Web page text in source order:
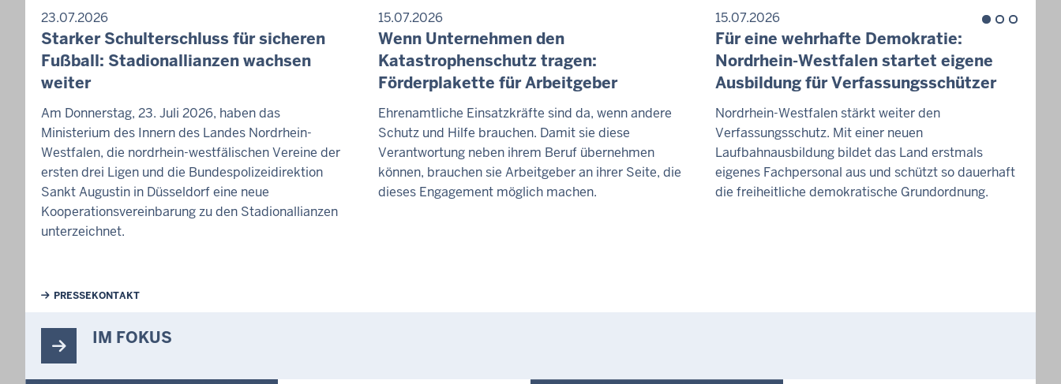
23.07.2026
Starker Schulterschluss für sicheren
Fußball: Stadionallianzen wachsen
weiter
Am Donnerstag, 23. Juli 2026, haben das
Ministerium des Innern des Landes Nordrhein-
Westfalen, die nordrhein-westfälischen Vereine der
ersten drei Ligen und die Bundespolizeidirektion
Sankt Augustin in Düsseldorf eine neue
Kooperationsvereinbarung zu den Stadionallianzen
unterzeichnet.
15.07.2026
Wenn Unternehmen den
Katastrophenschutz tragen:
Förderplakette für Arbeitgeber
Ehrenamtliche Einsatzkräfte sind da, wenn andere
Schutz und Hilfe brauchen. Damit sie diese
Verantwortung neben ihrem Beruf übernehmen
können, brauchen sie Arbeitgeber an ihrer Seite, die
dieses Engagement möglich machen.
15.07.2026
Für eine wehrhafte Demokratie:
Nordrhein-Westfalen startet eigene
Ausbildung für Verfassungsschützer
Nordrhein-Westfalen stärkt weiter den
Verfassungsschutz. Mit einer neuen
Laufbahnausbildung bildet das Land erstmals
eigenes Fachpersonal aus und schützt so dauerhaft
die freiheitliche demokratische Grundordnung.
Weiterführende Links
PRESSEKONTAKT
IM FOKUS